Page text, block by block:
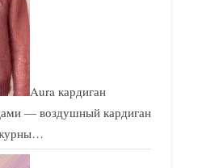
Aura кардиган
— воздушный кардиган